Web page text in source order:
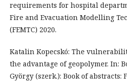
requirements for hospital
Fire and Evacuation Modelling
(FEMTC) 2020.
Katalin Kopecskó: The
the advantage of geopolymer. In:
György (szerk.): Book of